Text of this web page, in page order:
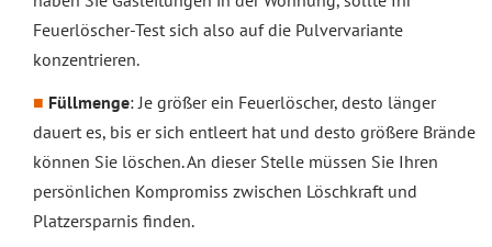
Feuerlöscher-Test sich also auf die Pulvervariante
konzentrieren.
Füllmenge: Je größer ein Feuerlöscher, desto länger
dauert es, bis er sich entleert hat und desto größere Brände
können Sie löschen. An dieser Stelle müssen Sie Ihren
persönlichen Kompromiss zwischen Löschkraft und
Platzersparnis finden.